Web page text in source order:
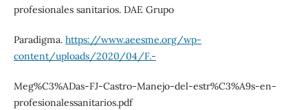
profesionales sanitarios. DAE Grupo
Paradigma. https://www.aeesme.org/wp-
content/uploads/2020/04/F.-
Meg%C3%ADas-FJ-Castro-Manejo-del-estr%C3%A9s-en-
profesionalessanitarios.pdf